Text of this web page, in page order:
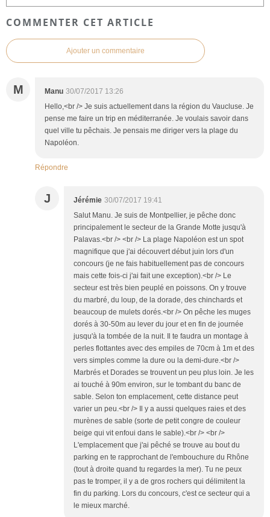
COMMENTER CET ARTICLE
Ajouter un commentaire
M Manu 30/07/2017 13:26
Hello,<br /> Je suis actuellement dans la région du Vaucluse. Je
pense me faire un trip en méditerranée. Je voulais savoir dans
quel ville tu pêchais. Je pensais me diriger vers la plage du
Napoléon.
Répondre
J Jérémie 30/07/2017 19:41
Salut Manu. Je suis de Montpellier, je pêche donc
principalement le secteur de la Grande Motte jusqu'à
Palavas.<br /> <br /> La plage Napoléon est un spot
magnifique que j'ai découvert début juin lors d'un
concours (je ne fais habituellement pas de concours
mais cette fois-ci j'ai fait une exception).<br /> Le
secteur est très bien peuplé en poissons. On y trouve
du marbré, du loup, de la dorade, des chinchards et
beaucoup de mulets dorés.<br /> On pêche les muges
dorés à 30-50m au lever du jour et en fin de journée
jusqu'à la tombée de la nuit. Il te faudra un montage à
perles flottantes avec des empiles de 70cm à 1m et des
vers simples comme la dure ou la demi-dure.<br />
Marbrés et Dorades se trouvent un peu plus loin. Je les
ai touché à 90m environ, sur le tombant du banc de
sable. Selon ton emplacement, cette distance peut
varier un peu.<br /> Il y a aussi quelques raies et des
murènes de sable (sorte de petit congre de couleur
beige qui vit enfoui dans le sable).<br /> <br />
L'emplacement que j'ai pêché se trouve au bout du
parking en te rapprochant de l'embouchure du Rhône
(tout à droite quand tu regardes la mer). Tu ne peux
pas te tromper, il y a de gros rochers qui délimitent la
fin du parking. Lors du concours, c'est ce secteur qui a
le mieux marché.